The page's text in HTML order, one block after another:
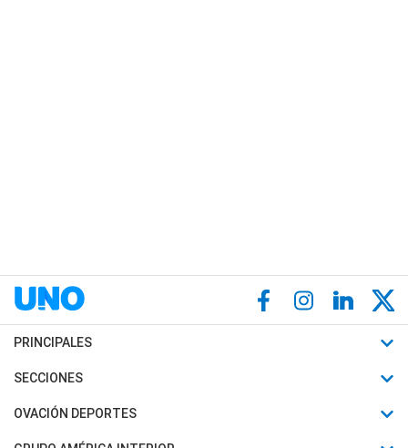
PRINCIPALES
Últimas Noticias
Política
SECCIONES
Horóscopo
Motores
OVACIÓN DEPORTES